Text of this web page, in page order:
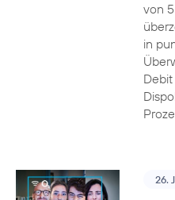
von
in
26.